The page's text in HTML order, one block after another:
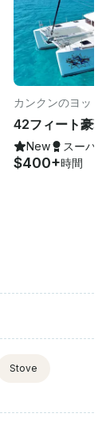
カンクンのヨット
New スーパ
$400+時間
Stove